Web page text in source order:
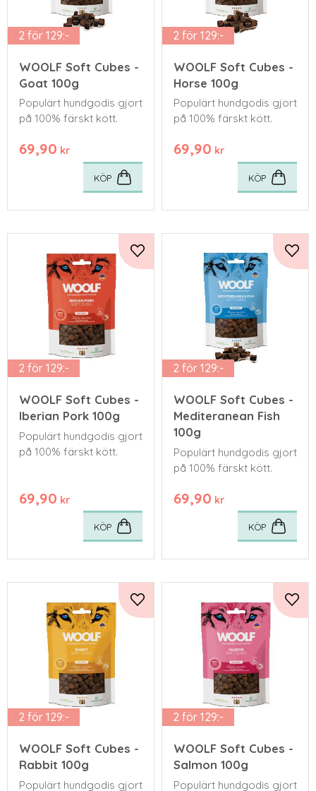
2 för 129:-
WOOLF Soft Cubes -
Goat 100g
Populärt hundgodis gjort
på 100% färskt kött.
69,90 kr
KÖP
2 för 129:-
WOOLF Soft Cubes -
Horse 100g
Populärt hundgodis gjort
på 100% färskt kött.
69,90 kr
KÖP
2 för 129:-
WOOLF Soft Cubes -
Iberian Pork 100g
Populärt hundgodis gjort
på 100% färskt kött.
69,90 kr
Lägg till i favoriter
KÖP
2 för 129:-
WOOLF Soft Cubes -
Mediteranean Fish
100g
Populärt hundgodis gjort
på 100% färskt kött.
69,90 kr
KÖP
2 för 129:-
WOOLF Soft Cubes -
Rabbit 100g
Populärt hundgodis gjort
Lägg till i favoriter
2 för 129:-
WOOLF Soft Cubes -
Salmon 100g
Populärt hundgodis gjort